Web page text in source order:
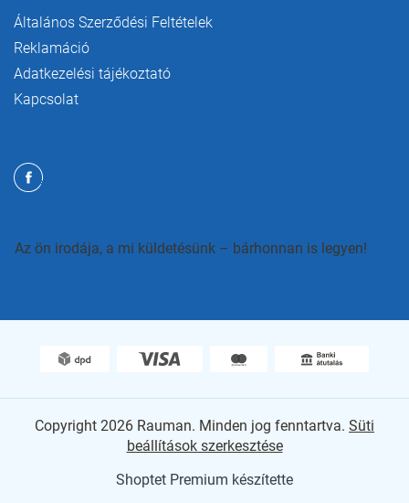
Általános Szerződési Feltételek
Reklamáció
Adatkezelési tájékoztató
Kapcsolat
Az ön irodája, a mi küldetésünk – bárhonnan is legyen!
Shoptet Premium készítette
Copyright 2026 Rauman. Minden jog fenntartva. Süti
beállítások szerkesztése